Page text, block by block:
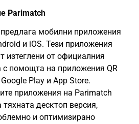
Parimatch
мобилни приложения
и iOS. Тези приложения
изтеглени от официалния
с помощта на приложения QR
Play и App Store.
приложения на Parimatch
десктоп версия,
и оптимизирано